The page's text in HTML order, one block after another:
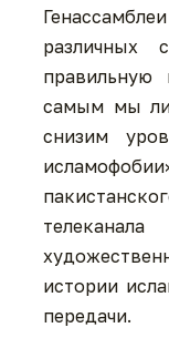
различных
самым мы
снизим
истории
передачи.